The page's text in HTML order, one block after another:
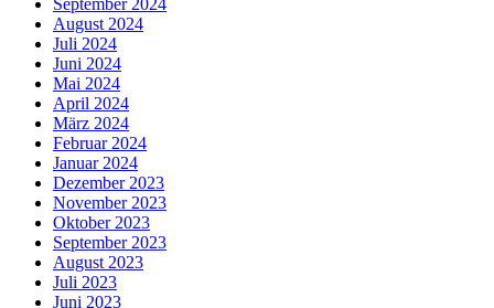
August 2024
Juli 2024
Juni 2024
Mai 2024
April 2024
März 2024
Februar 2024
Januar 2024
Dezember 2023
November 2023
Oktober 2023
September 2023
August 2023
Juli 2023
Juni 2023